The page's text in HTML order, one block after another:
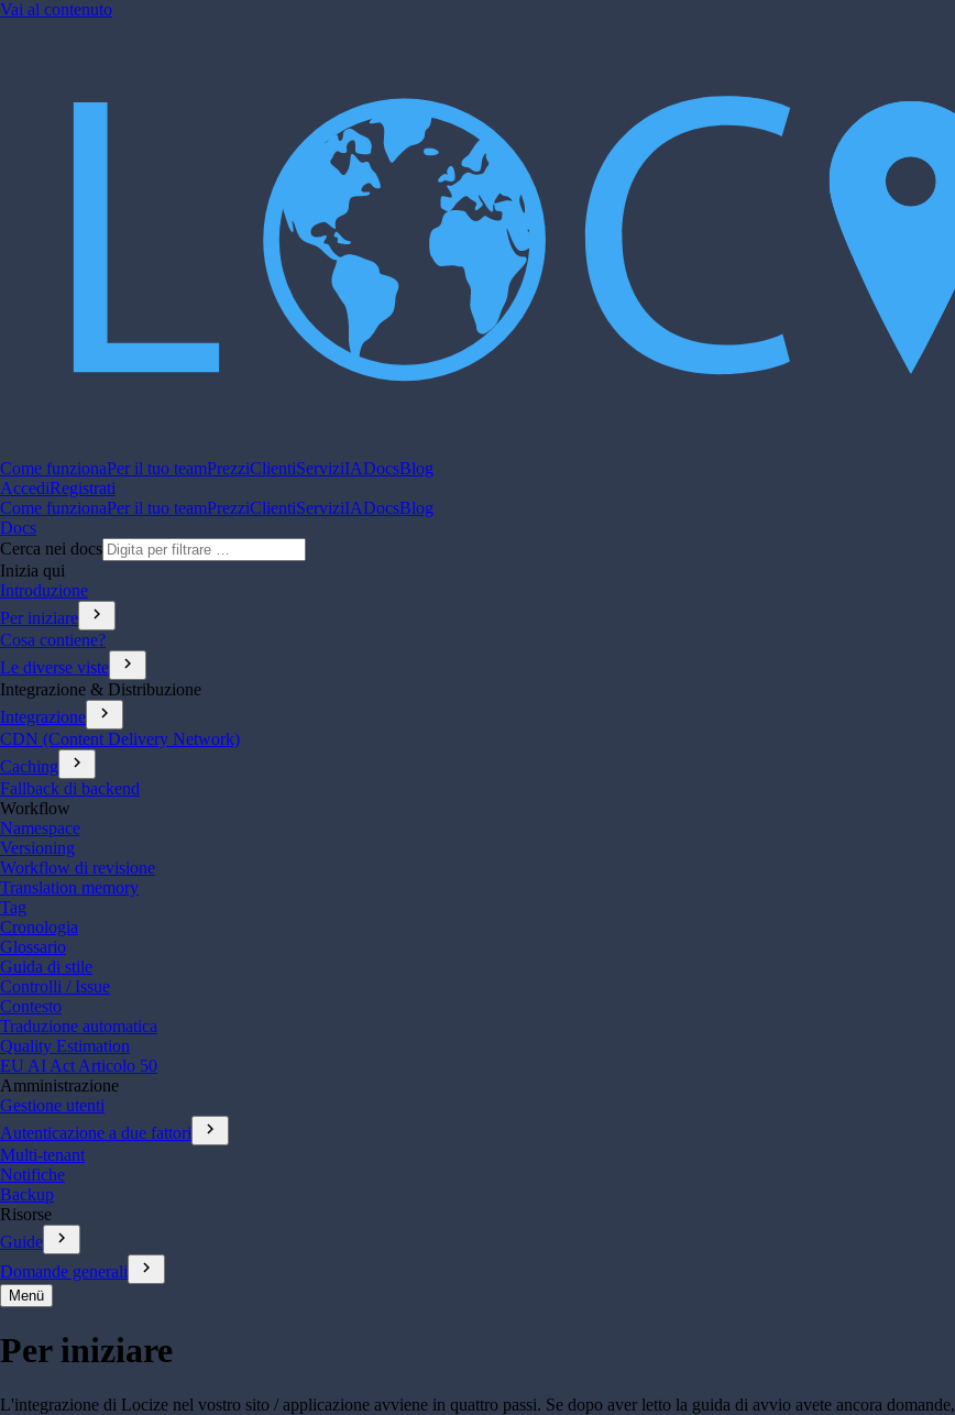
Vai al contenuto
Come funzionaPer il tuo teamPrezziClientiServiziIADocsBlog
AccediRegistrati
Come funzionaPer il tuo teamPrezziClientiServiziIADocsBlog
Docs
Cerca nei docs
Inizia qui
Introduzione
Per iniziare
chevron_right
Cosa contiene?
Le diverse viste
chevron_right
Integrazione & Distribuzione
Integrazione
chevron_right
CDN (Content Delivery Network)
Caching
chevron_right
Fallback di backend
Workflow
Namespace
Versioning
Workflow di revisione
Translation memory
Tag
Cronologia
Glossario
Guida di stile
Controlli / Issue
Contesto
Traduzione automatica
Quality Estimation
EU AI Act Articolo 50
Amministrazione
Gestione utenti
Autenticazione a due fattori
chevron_right
Multi-tenant
Notifiche
Backup
Risorse
Guide
chevron_right
Domande generali chevron_right
Menü
Per iniziare
L'integrazione di Locize nel vostro sito / applicazione avviene in quattro passi. Se dopo aver letto la guida di avvio avete ancora domande,